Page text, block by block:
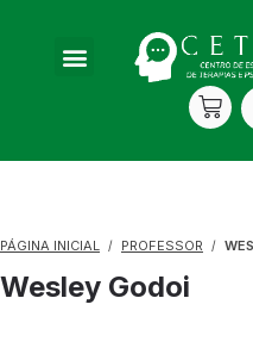
PÁGINA INICIAL PROFESSOR
Wesley Godoi